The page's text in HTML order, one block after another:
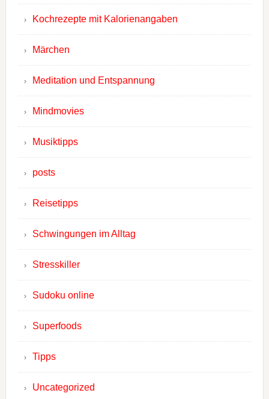
Kochrezepte mit Kalorienangaben
Märchen
Meditation und Entspannung
Mindmovies
Musiktipps
posts
Reisetipps
Schwingungen im Alltag
Stresskiller
Sudoku online
Superfoods
Tipps
Uncategorized